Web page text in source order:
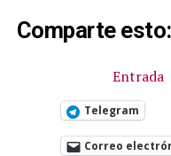
Comparte esto:
Entrada
Telegram
Correo